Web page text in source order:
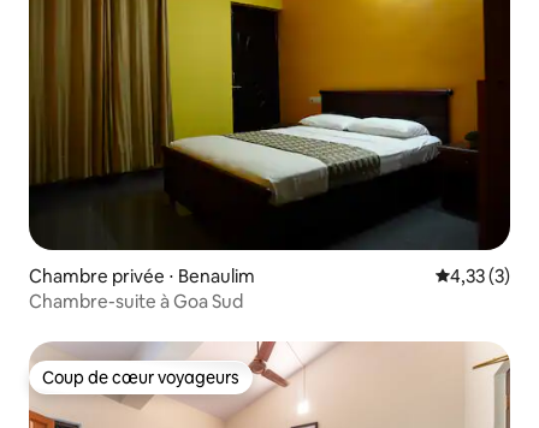
Chambre privée ⋅ Benaulim Évaluation
4,33 (3)
Chambre-suite à Goa Sud
Coup de cœur voyageurs
Coup de cœur voyageurs